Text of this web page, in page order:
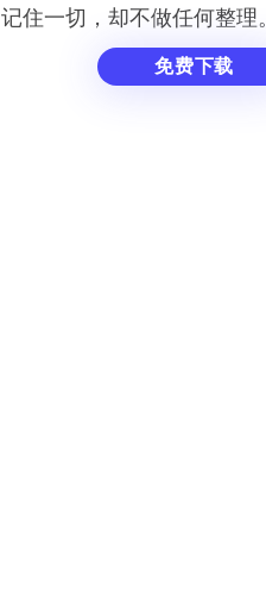
记住一切，却不做任何整理。
免费下载